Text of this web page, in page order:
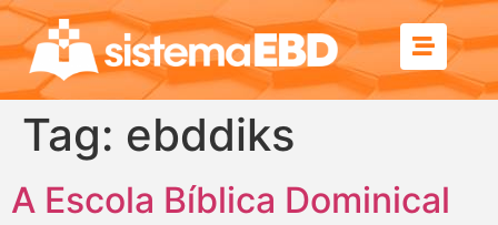
Tag: ebddiks
A Escola Bíblica Dominical